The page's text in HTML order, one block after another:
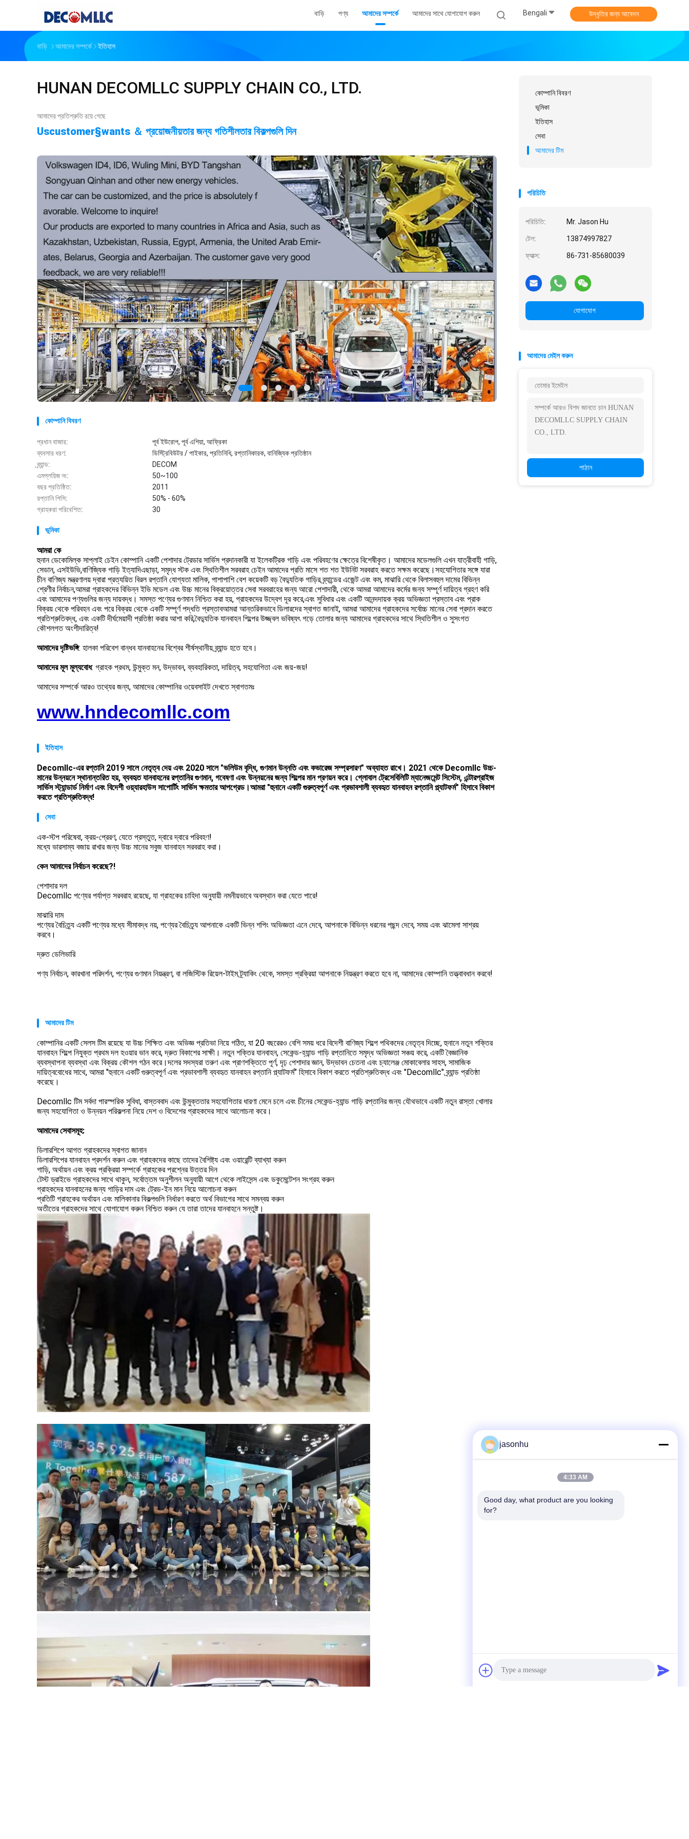
বাড়ি পণ্য আমাদের সম্পর্কে আমাদের সাথে যোগাযোগ করুন Bengali উদ্ধৃতির জন্য আবেদন
বাড়ি আমাদের সম্পর্কে ইতিহাস
HUNAN DECOMLLC SUPPLY CHAIN CO., LTD.
আমাদের প্রতিশ্রুতি রয়ে গেছে
Uscustomer§wants ＆ প্রয়োজনীয়তার জন্য গতিশীলতার বিকল্পগুলি দিন
কোম্পানি বিবরণ
প্রধান বাজার:
পূর্ব ইউরোপ, পূর্ব এশিয়া, আফ্রিকা
ব্যবসার ধরণ:
ডিস্ট্রিবিউটর / পাইকার, প্রতিনিধি, রপ্তানিকারক, বানিজ্যিক প্রতিষ্ঠান
ব্র্যান্ড:
DECOM
এমপ্লয়িজ নং:
50~100
বছর প্রতিষ্ঠিত:
2011
রপ্তানি পিসি:
50% - 60%
গ্রাহকরা পরিবেশিত:
30
ভূমিকা
আমরা কে
হুনান ডেকোমিল্ক সাপ্লাই চেইন কোম্পানি একটি পেশাদার ট্রেডার সার্ভিস প্রদানকারী যা ইলেকট্রিক গাড়ি এবং পরিবহণের ক্ষেত্রে বিশেষীকৃত। আমাদের মডেলগুলি এখন যাত্রীবাহী গাড়ি,
সেডান, এসইউভি,বাণিজ্যিক গাড়ি ইত্যাদিএছাড়া, সমৃদ্ধ স্টক এবং স্থিতিশীল সরবরাহ চেইন আমাদের প্রতি মাসে শত শত ইউনিট সরবরাহ করতে সক্ষম করেছে।সহযোগিতার সঙ্গে যারা
চীন বাণিজ্য মন্ত্রণালয় দ্বারা প্রত্যয়িত বিরল রপ্তানি যোগ্যতা মালিক, পাশাপাশি বেশ কয়েকটি বড় বৈদ্যুতিক গাড়ির ব্র্যান্ডের এজেন্ট এবং কম, মাঝারি থেকে বিলাসবহুল দামের বিভিন্ন
শ্রেণীর নির্বাচন,আমরা গ্রাহকদের বিভিন্ন ইভি মডেল এবং উচ্চ মানের বিক্রয়োত্তর সেবা সরবরাহের জন্য আরো পেশাদারী, থেকে আমরা আমাদের কর্মের জন্য সম্পূর্ণ দায়িত্ব গ্রহণ করি
এবং আমাদের পণ্যগুলির জন্য দায়বদ্ধ। সমস্ত পণ্যের গুণমান নিশ্চিত করা হয়, গ্রাহকদের উদ্বেগ দূর করে,এবং সুবিধার এবং একটি আনন্দদায়ক ক্রয় অভিজ্ঞতা প্রস্তাব এবং প্রাক
বিক্রয় থেকে পরিবহন এবং পরে বিক্রয় থেকে একটি সম্পূর্ণ পদ্ধতি প্রস্তাবআমরা আন্তরিকভাবে ডিলারদের স্বাগত জানাই, আমরা আমাদের গ্রাহকদের সর্বোচ্চ মানের সেবা প্রদান করতে
প্রতিশ্রুতিবদ্ধ, এবং একটি দীর্ঘমেয়াদী প্রতিষ্ঠা করার আশা করি,বৈদ্যুতিক যানবাহন শিল্পের উজ্জ্বল ভবিষ্যৎ গড়ে তোলার জন্য আমাদের গ্রাহকদের সাথে স্থিতিশীল ও সুসংগত
কৌশলগত অংশীদারিত্ব!
আমাদের দৃষ্টিভঙ্গি: হালকা পরিবেশ বান্ধব যানবাহনের বিশ্বের শীর্ষস্থানীয় ব্র্যান্ড হতে হবে।
আমাদের মূল মূল্যবোধ: গ্রাহক প্রথম, উন্মুক্ত মন, উদ্ভাবন, ব্যবহারিকতা, দায়িত্ব, সহযোগিতা এবং জয়-জয়!
আমাদের সম্পর্কে আরও তথ্যের জন্য, আমাদের কোম্পানির ওয়েবসাইট দেখতে স্বাগতমঃ
www.hndecomllc.com
ইতিহাস
Decomllc-এর রপ্তানি 2019 সালে নেতৃত্ব দেয় এবং 2020 সালে "ভলিউম বৃদ্ধি, গুণমান উন্নতি এবং কভারেজ সম্প্রসারণ" অব্যাহত রাখে। 2021 থেকে Decomllc উচ্চ-
মানের উন্নয়নে স্থানান্তরিত হয়, ব্যবহৃত যানবাহনের রপ্তানির গুণমান, গবেষণা এবং উন্নয়নের জন্য শিল্পের মান প্রণয়ন করে। গ্লোবাল ট্রেসেবিলিটি ম্যানেজমেন্ট সিস্টেম, এন্টারপ্রাইজ
সার্ভিস স্ট্যান্ডার্ড নির্মাণ এবং বিদেশী ওয়্যারহাউস সাপোর্টিং সার্ভিস ক্ষমতার আপগ্রেড।আমরা "হুনানে একটি গুরুত্বপূর্ণ এবং প্রভাবশালী ব্যবহৃত যানবাহন রপ্তানি প্ল্যাটফর্ম" হিসাবে বিকাশ
করতে প্রতিশ্রুতিবদ্ধ!
সেবা
এক-স্টপ পরিষেবা, ক্রয়-প্রেরণ, যেতে প্রস্তুত, দ্বারে দ্বারে পরিবহণ!
মধ্যে ভারসাম্য বজায় রাখার জন্য উচ্চ মানের সবুজ যানবাহন সরবরাহ করা।
কেন আমাদের নির্বাচন করেছে?!
পেশাদার দল
Decomllc পণ্যের পর্যাপ্ত সরবরাহ রয়েছে, যা গ্রাহকের চাহিদা অনুযায়ী নমনীয়ভাবে অবস্থান করা যেতে পারে!
মাঝারি দাম
পণ্যের বৈচিত্র্য একটি পণ্যের মধ্যে সীমাবদ্ধ নয়, পণ্যের বৈচিত্র্য আপনাকে একটি ভিন্ন শপিং অভিজ্ঞতা এনে দেবে, আপনাকে বিভিন্ন ধরনের পছন্দ দেবে, সময় এবং ঝামেলা সাশ্রয়
করবে।
দ্রুত ডেলিভারি
পণ্য নির্বাচন, কারখানা পরিদর্শন, পণ্যের গুণমান নিয়ন্ত্রণ, বা লজিস্টিক রিয়েল-টাইম ট্র্যাকিং থেকে, সমস্ত প্রক্রিয়া আপনাকে নিয়ন্ত্রণ করতে হবে না, আমাদের কোম্পানি তত্ত্বাবধান করবে!
আমাদের টিম
কোম্পানির একটি সেলস টিম রয়েছে যা উচ্চ শিক্ষিত এবং অভিজ্ঞ প্রতিভা নিয়ে গঠিত, যা 20 বছরেরও বেশি সময় ধরে বিদেশী বাণিজ্য শিল্পে পথিকদের নেতৃত্ব দিচ্ছে, হুনানে নতুন শক্তির
যানবাহন শিল্পে নিযুক্ত প্রথম দল হওয়ার ভান করে, দ্রুত বিকাশের সাক্ষী। নতুন শক্তির যানবাহন, সেকেন্ড-হ্যান্ড গাড়ি রপ্তানিতে সমৃদ্ধ অভিজ্ঞতা সঞ্চয় করে, একটি বৈজ্ঞানিক
ব্যবস্থাপনা ব্যবস্থা এবং বিক্রয় কৌশল গঠন করে।দলের সদস্যরা তরুণ এবং প্রাণশক্তিতে পূর্ণ, দৃঢ় পেশাদার জ্ঞান, উদ্ভাবন চেতনা এবং চ্যালেঞ্জ মোকাবেলার সাহস, সামাজিক
দায়িত্ববোধের সাথে, আমরা "হুনানে একটি গুরুত্বপূর্ণ এবং প্রভাবশালী ব্যবহৃত যানবাহন রপ্তানি প্ল্যাটফর্ম" হিসাবে বিকাশ করতে প্রতিশ্রুতিবদ্ধ এবং "Decomllc" ব্র্যান্ড প্রতিষ্ঠা
করেছে।
Decomllc টিম সর্বদা পারস্পরিক সুবিধা, বাস্তববাদ এবং উন্মুক্ততার সহযোগিতার ধারণা মেনে চলে এবং চীনের সেকেন্ড-হ্যান্ড গাড়ি রপ্তানির জন্য যৌথভাবে একটি নতুন রাস্তা খোলার
জন্য সহযোগিতা ও উন্নয়ন পরিকল্পনা নিয়ে দেশ ও বিদেশের গ্রাহকদের সাথে আলোচনা করে।
আমাদের সেবাসমূহ:
ডিলারশিপে আগত গ্রাহকদের স্বাগত জানান
ডিলারশিপের যানবাহন প্রদর্শন করুন এবং গ্রাহকদের কাছে তাদের বৈশিষ্ট্য এবং ওয়ারেন্টি ব্যাখ্যা করুন
গাড়ি, অর্থায়ন এবং ক্রয় প্রক্রিয়া সম্পর্কে গ্রাহকের প্রশ্নের উত্তর দিন
টেস্ট ড্রাইভে গ্রাহকদের সাথে থাকুন, সর্বোত্তম অনুশীলন অনুযায়ী আগে থেকে লাইসেন্স এবং ডকুমেন্টেশন সংগ্রহ করুন
গ্রাহকদের যানবাহনের জন্য গাড়ির দাম এবং ট্রেড-ইন মান নিয়ে আলোচনা করুন
প্রতিটি গ্রাহকের অর্থায়ন এবং মালিকানার বিকল্পগুলি নির্ধারণ করতে অর্থ বিভাগের সাথে সমন্বয় করুন
অতীতের গ্রাহকদের সাথে যোগাযোগ করুন নিশ্চিত করুন যে তারা তাদের যানবাহনে সন্তুষ্ট।
কোম্পানি বিবরণ
ভূমিকা
ইতিহাস
সেবা
আমাদের টিম
পরিচিতি
পরিচিতি: Mr. Jason Hu
টেল: 13874997827
ফ্যাক্স: 86-731-85680039
যোগাযোগ
আমাদের মেইল ​​করুন
পাঠান
jasonhu
4:33 AM
Good day, what product are you looking
for?